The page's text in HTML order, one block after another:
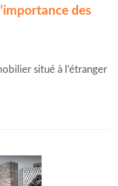
des
situé à l’étranger